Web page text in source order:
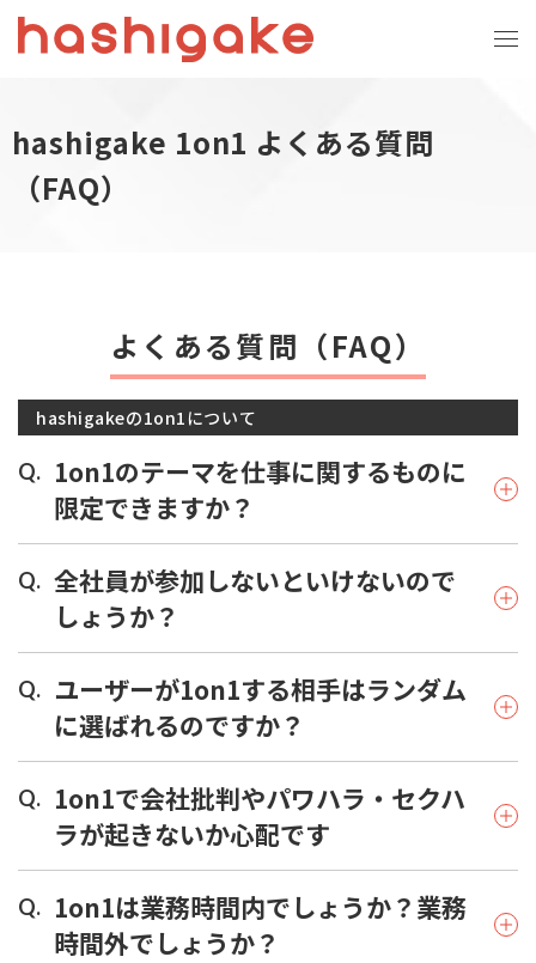
hashigake 1on1 よくある質問
（FAQ）
よくある質問（FAQ）
hashigakeの1on1について
Q. 1on1のテーマを仕事に関するものに
限定できますか？
Q. 全社員が参加しないといけないので
しょうか？
Q. ユーザーが1on1する相手はランダム
に選ばれるのですか？
Q. 1on1で会社批判やパワハラ・セクハ
ラが起きないか心配です
Q. 1on1は業務時間内でしょうか？業務
時間外でしょうか？